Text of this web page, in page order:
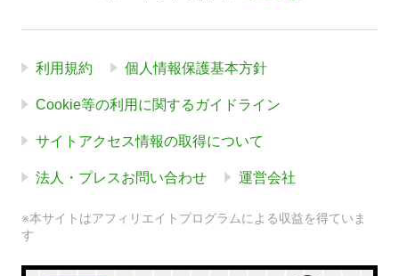
利用規約 個人情報保護基本方針
Cookie等の利用に関するガイドライン
サイトアクセス情報の取得について
法人・プレスお問い合わせ 運営会社
※本サイトはアフィリエイトプログラムによる収益を得ていま
す